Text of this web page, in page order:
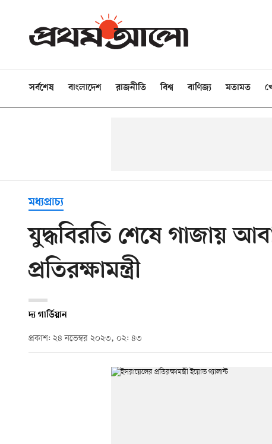
সর্বশেষ বাংলাদেশ রাজনীতি বিশ্ব বাণিজ্য মতামত
মধ্যপ্রাচ্য
যুদ্ধবিরতি শেষে গাজায়
প্রতিরক্ষামন্ত্রী
দ্য গার্ডিয়ান
প্রকাশ: ২৪ নভেম্বর ২০২৩, ০২: ৪৩